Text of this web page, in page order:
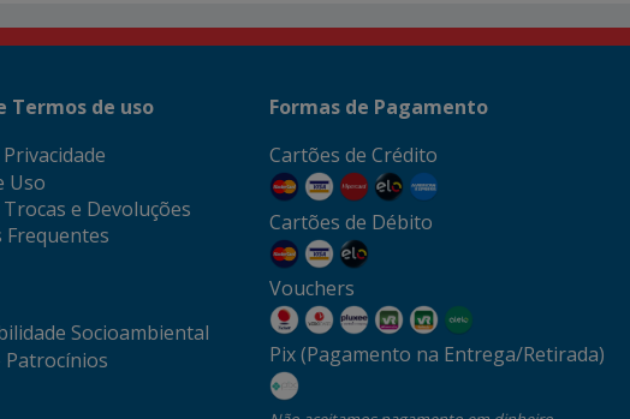
Termos de uso
Uso
e Devoluções
Socioambiental
Patrocínios
Formas de Pagamento
Cartões de Crédito
Cartões de Débito
Vouchers
Pix (Pagamento na Entrega/Retirada)